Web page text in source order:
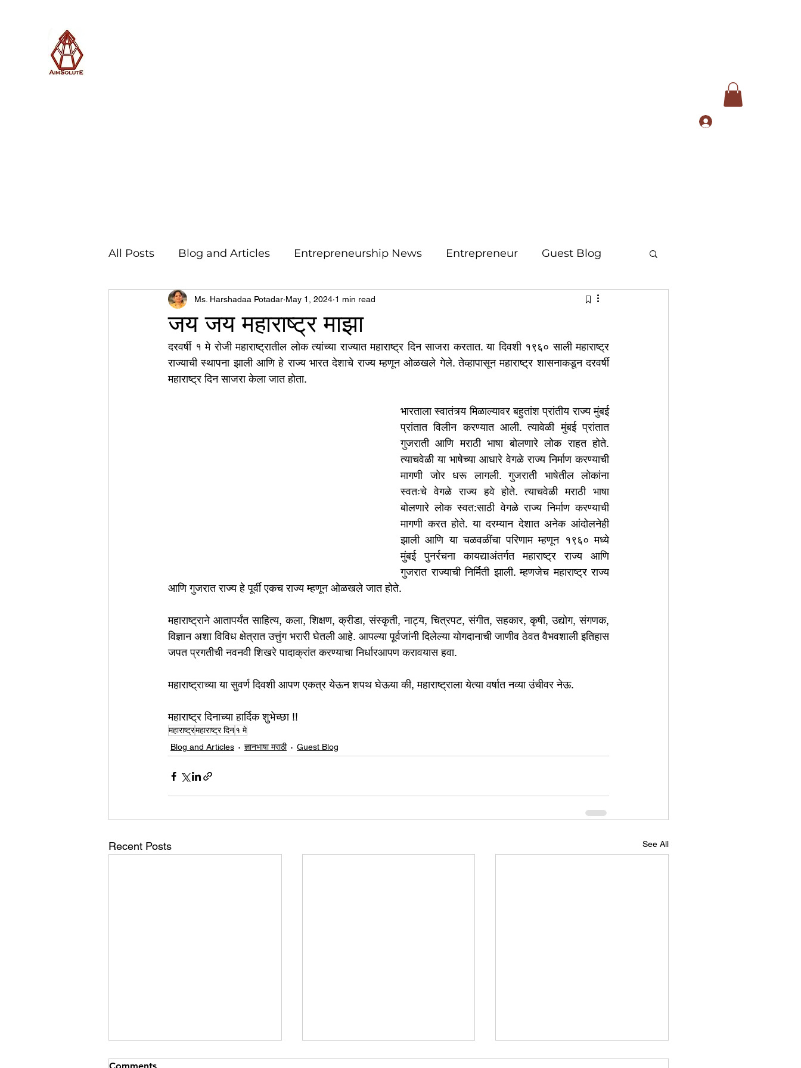
All Posts Blog and Articles Entrepreneurship News Entrepreneur Guest Blog
World of Champions उद्योग - संवाद Scienece & Technology Organization Identity
विशेष व्यक्ती, विशेष मुलाखत ज्ञानभाषा मराठी पुस्तक परिचय Conference
जय जय महाराष्ट्र माझा
Ms. Harshadaa Potadar May 1, 2024 1 min read
दरवर्षी १ मे रोजी महाराष्ट्रातील लोक त्यांच्या राज्यात महाराष्ट्र दिन साजरा करतात. या दिवशी १९६० साली महाराष्ट्र
राज्याची स्थापना झाली आणि हे राज्य भारत देशाचे राज्य म्हणून ओळखले गेले. तेव्हापासून महाराष्ट्र शासनाकडून दरवर्षी
महाराष्ट्र दिन साजरा केला जात होता.
भारताला स्वातंत्र्य मिळाल्यावर बहुतांश प्रांतीय राज्य मुंबई
प्रांतात विलीन करण्यात आली. त्यावेळी मुंबई प्रांतात
गुजराती आणि मराठी भाषा बोलणारे लोक राहत होते.
त्याचवेळी या भाषेच्या आधारे वेगळे राज्य निर्माण करण्याची
मागणी जोर धरू लागली. गुजराती भाषेतील लोकांना
स्वतःचे वेगळे राज्य हवे होते. त्याचवेळी मराठी भाषा
बोलणारे लोक स्वत:साठी वेगळे राज्य निर्माण करण्याची
मागणी करत होते. या दरम्यान देशात अनेक आंदोलनेही
झाली आणि या चळवळींचा परिणाम म्हणून १९६० मध्ये
मुंबई पुनर्रचना कायद्याअंतर्गत महाराष्ट्र राज्य आणि
गुजरात राज्याची निर्मिती झाली. म्हणजेच महाराष्ट्र राज्य
आणि गुजरात राज्य हे पूर्वी एकच राज्य म्हणून ओळखले जात होते.
महाराष्ट्राने आतापर्यंत साहित्य, कला, शिक्षण, क्रीडा, संस्कृती, नाट्य, चित्रपट, संगीत, सहकार, कृषी, उद्योग, संगणक,
विज्ञान अशा विविध क्षेत्रात उत्तुंग भरारी घेतली आहे. आपल्या पूर्वजांनी दिलेल्या योगदानाची जाणीव ठेवत वैभवशाली इतिहास
जपत प्रगतीची नवनवी शिखरे पादाक्रांत करण्याचा निर्धारआपण करावयास हवा.
महाराष्ट्राच्या या सुवर्ण दिवशी आपण एकत्र येऊन शपथ घेऊया की, महाराष्ट्राला येत्या वर्षात नव्या उंचीवर नेऊ.
महाराष्ट्र दिनाच्या हार्दिक शुभेच्छा !!
महाराष्ट्रमहाराष्ट्र दिन१ मे
Blog and Articles
ज्ञानभाषा मराठी Guest Blog
Recent Posts See All